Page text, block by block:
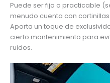
Puede ser fijo o practicable
menudo cuenta con
Aporta un toque de
cierto mantenimiento para
ruidos.